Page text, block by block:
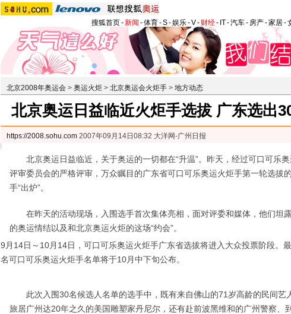
搜狐首页-新闻 -体育-S-娱乐-V- 财经- IT-汽车- 房产-家居-
北京2008年奥运会 > 奥运火炬 > 北京奥运会火炬手 > 地方动态
北京奥运日益临近火炬手选拔 广东选出
https://2008.sohu.com 2007年09月14日08:32 大洋网-广州日报
北京奥运日益临近，关于奥运的一切都在“升温”。昨天，经过可口可乐
评审委员会的严格评审，万众瞩目的广东省可口可乐奥运火炬手第一轮选拔
手“出炉”。
在昨天的活动现场，入围选手首次集体亮相，面对评委和媒体，他们坦
的奥运情结以及和北京奥运火炬的这场“约会”。
9月14日～10月14日，可口可乐奥运火炬手广东省选拔将进入大众投票阶段。
名可口可乐奥运火炬手名单将于10月中下旬公布。
此次入围30名候选人名单的选手中，既有来自佛山的71岁高龄的民间艺
旅居广州达20年之久的美国雕塑家丹尼尔，还有赴前波黑维和的广州警察、